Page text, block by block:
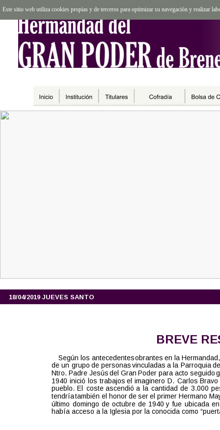
BREVE
Según los antecedentes obrantes en la
de un grupo de personas vinculadas a la Parroquia
Ntro. Padre Jesús del Gran Poder para acto seguido
1940 inició los trabajos el imaginero D. Carlos
pueblo. El coste ascendió a la cantidad de 3.000
tendría también el honor de ser el primer Hermano
último domingo de octubre de 1940 y fue ubicada
había acceso a la Iglesia por la conocida como
18/04/2019 JUEVES SANTO
Este sitio web utiliza cookies propias y de terceros para optimizar su navegación y realizar